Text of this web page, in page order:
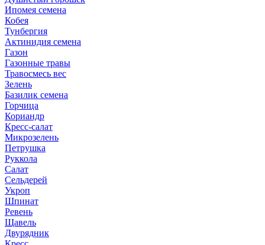
Ипомея семена
Кобея
Тунбергия
Актинидия семена
Газон
Газонные травы
Травосмесь вес
Зелень
Базилик семена
Горчица
Кориандр
Кресс-салат
Микрозелень
Петрушка
Руккола
Салат
Сельдерей
Укроп
Шпинат
Ревень
Щавель
Двурядник